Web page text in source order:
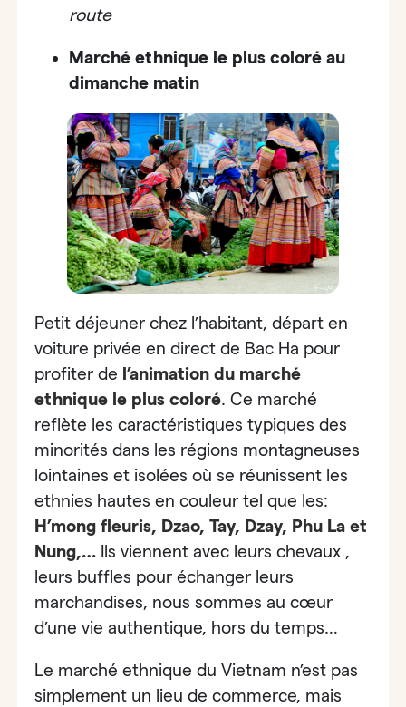
route
Marché ethnique le plus coloré au
dimanche matin
Petit déjeuner chez l’habitant, départ en
voiture privée en direct de Bac Ha pour
profiter de l’animation du marché
ethnique le plus coloré. Ce marché
reflète les caractéristiques typiques des
minorités dans les régions montagneuses
lointaines et isolées où se réunissent les
ethnies hautes en couleur tel que les:
H’mong fleuris, Dzao, Tay, Dzay, Phu La et
Nung,… Ils viennent avec leurs chevaux ,
leurs buffles pour échanger leurs
marchandises, nous sommes au cœur
d’une vie authentique, hors du temps…
Le marché ethnique du Vietnam n’est pas
simplement un lieu de commerce, mais